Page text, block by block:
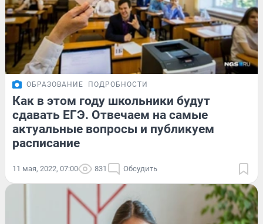
ОБРАЗОВАНИЕ ПОДРОБНОСТИ
Как в этом году школьники будут
сдавать ЕГЭ. Отвечаем на самые
актуальные вопросы и публикуем
расписание
11 мая, 2022, 07:00 831 Обсудить